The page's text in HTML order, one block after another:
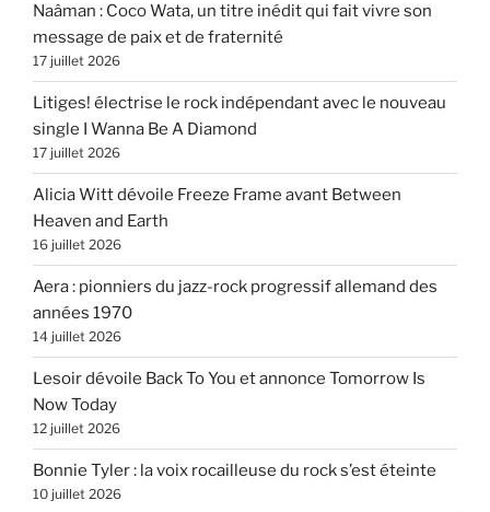
Naâman : Coco Wata, un titre inédit qui fait vivre son
message de paix et de fraternité
17 juillet 2026
Litiges! électrise le rock indépendant avec le nouveau
single I Wanna Be A Diamond
17 juillet 2026
Alicia Witt dévoile Freeze Frame avant Between
Heaven and Earth
16 juillet 2026
Aera : pionniers du jazz-rock progressif allemand des
années 1970
14 juillet 2026
Lesoir dévoile Back To You et annonce Tomorrow Is
Now Today
12 juillet 2026
Bonnie Tyler : la voix rocailleuse du rock s’est éteinte
10 juillet 2026